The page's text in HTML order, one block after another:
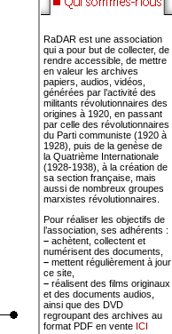
RaDAR est une association
qui a pour but de collecter, de
rendre accessible, de mettre
en valeur les archives
papiers, audios, vidéos,
générées par l’activité des
militants révolutionnaires des
origines à 1920, en passant
par celle des révolutionnaires
du Parti communiste (1920 à
1928), puis de la genèse de
la Quatrième Internationale
(1928-1938), à la création de
sa section française, mais
aussi de nombreux groupes
marxistes révolutionnaires.
Pour réaliser les objectifs de
l’association, ses adhérents :
– achètent, collectent et
numérisent des documents,
– mettent régulièrement à jour
ce site,
– réalisent des films originaux
et des documents audios,
ainsi que des DVD
regroupant des archives au
format PDF en vente ICI